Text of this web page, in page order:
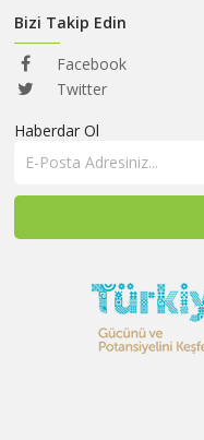
İHALELERİ
ALIM
İHALELERİ
ÜYELER
Bizi Takip Edin
Facebook
Twitter
Haberdar Ol